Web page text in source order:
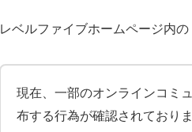
レベルファイブホームページ内
現在、一部のオンラインコミ
布する行為が確認されておりま